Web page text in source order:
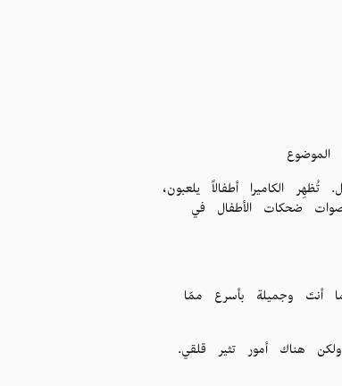
الكاميرا أطفالاً يلعبون،
ضحكات الأطفال في
أنتَ وجميلة بأسرع ممّا
هناك أمور تثير قلقي.